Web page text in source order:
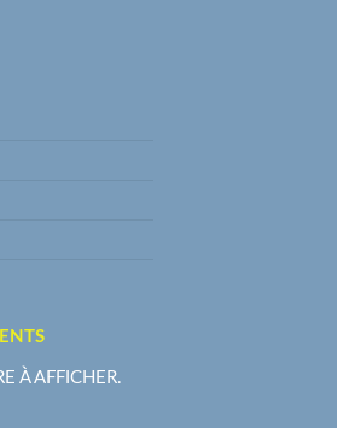
À AFFICHER.